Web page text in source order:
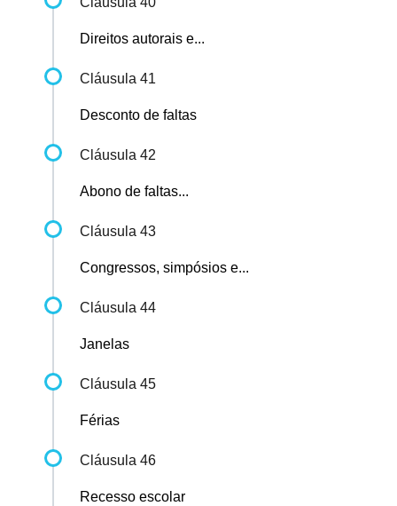
Direitos autorais e...
Cláusula 41
Desconto de faltas
Cláusula 42
Abono de faltas...
Cláusula 43
Congressos, simpósios e...
Cláusula 44
Janelas
Cláusula 45
Férias
Cláusula 46
Recesso escolar